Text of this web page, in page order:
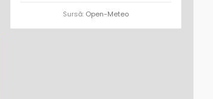
Sursă: Open-Meteo